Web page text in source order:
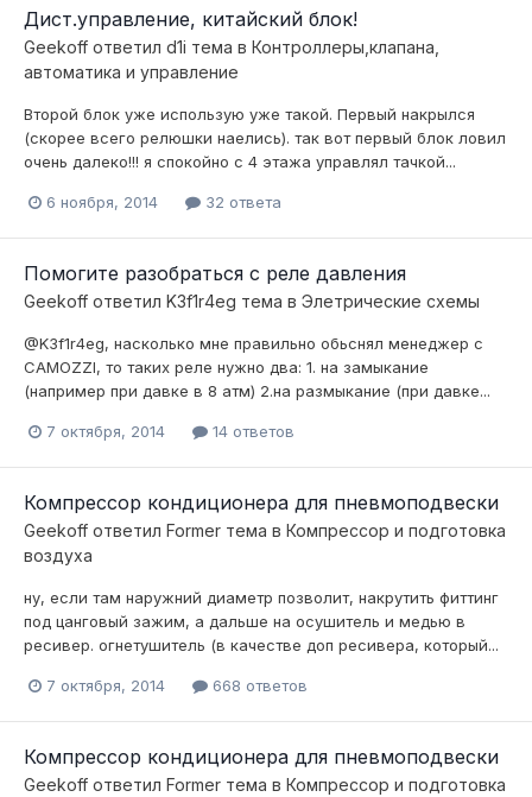
Дист.управление, китайский блок!
Geekoff ответил d1i тема в Контроллеры,клапана,
автоматика и управление
Второй блок уже использую уже такой. Первый накрылся
(скорее всего релюшки наелись). так вот первый блок ловил
очень далеко!!! я спокойно с 4 этажа управлял тачкой...
6 ноября, 2014 32 ответа
Помогите разобраться с реле давления
Geekoff ответил K3f1r4eg тема в Элетрические схемы
@K3f1r4eg, насколько мне правильно обьснял менеджер с
CAMOZZI, то таких реле нужно два: 1. на замыкание
(например при давке в 8 атм) 2.на размыкание (при давке...
7 октября, 2014 14 ответов
Компрессор кондиционера для пневмоподвески
Geekoff ответил Former тема в Компресcор и подготовка
воздуха
ну, если там наружний диаметр позволит, накрутить фиттинг
под цанговый зажим, а дальше на осушитель и медью в
ресивер. огнетушитель (в качестве доп ресивера, который...
7 октября, 2014 668 ответов
Компрессор кондиционера для пневмоподвески
Geekoff ответил Former тема в Компресcор и подготовка